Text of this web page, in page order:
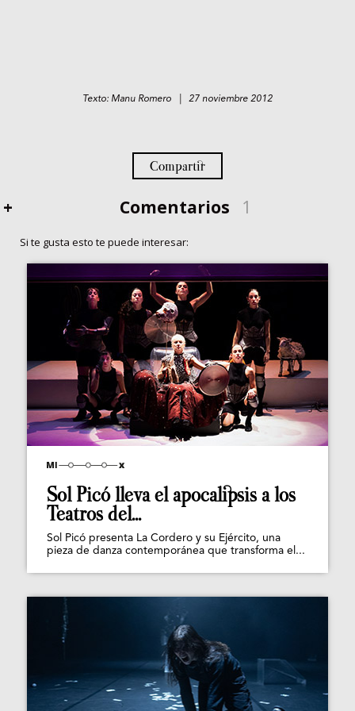
Texto: Manu Romero | 27 noviembre 2012
Compartir
+ Comentarios 1
Si te gusta esto te puede interesar:
Sol Picó lleva el apocalipsis a los
Teatros del...
Sol Picó presenta La Cordero y su Ejército, una
pieza de danza contemporánea que transforma el...